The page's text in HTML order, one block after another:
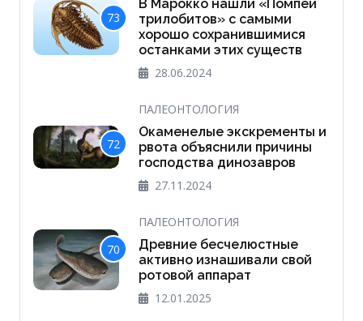
73
В Марокко нашли «Помпеи
трилобитов» с самыми
хорошо сохранившимися
останками этих существ
28.06.2024
72
ПАЛЕОНТОЛОГИЯ
Окаменелые экскременты и
рвота объяснили причины
господства динозавров
27.11.2024
70
ПАЛЕОНТОЛОГИЯ
Древние бесчелюстные
активно изнашивали свой
ротовой аппарат
12.01.2025